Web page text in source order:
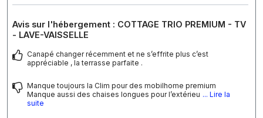
Avis sur l'hébergement : COTTAGE TRIO PREMIUM - TV
- LAVE-VAISSELLE
Canapé changer récemment et ne s’effrite plus c’est
appréciable , la terrasse parfaite .
Manque toujours la Clim pour des mobilhome premium
Manque aussi des chaises longues pour l’extérieu ... Lire la
suite